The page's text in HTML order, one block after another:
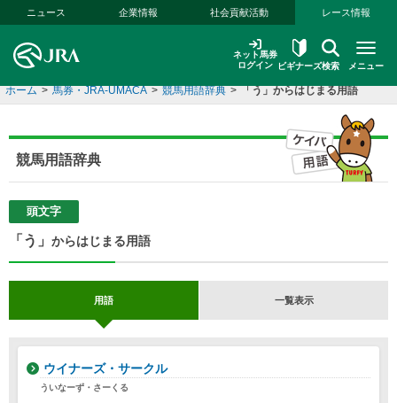
本文へ移動する
ニュース 企業情報 社会貢献活動 レース情報
ネット馬券
ログイン
ビギナーズ検索 メニュー
ホーム > 馬券・JRA-UMACA > 競馬用語辞典 > 「う」からはじまる用語
競馬用語辞典
頭文字
「う」 からはじまる用語
用語 一覧表示
ウイナーズ・サークル
ういなーず・さーくる